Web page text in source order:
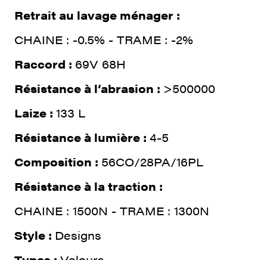
Retrait au lavage ménager :
CHAINE : -0.5% - TRAME : -2%
Raccord : 69V 68H
Résistance à l‘abrasion : >500000
Laize : 133 L
Résistance à lumière : 4-5
Composition : 56CO/28PA/16PL
Résistance à la traction :
CHAINE : 1500N - TRAME : 1300N
Style : Designs